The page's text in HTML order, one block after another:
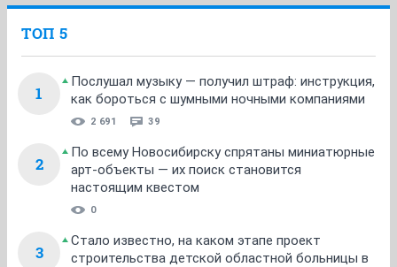
ТОП 5
1
Послушал музыку — получил штраф: инструкция,
как бороться с шумными ночными компаниями
2 691 39
2
По всему Новосибирску спрятаны миниатюрные
арт-объекты — их поиск становится
настоящим квестом
0
3
Стало известно, на каком этапе проект
строительства детской областной больницы в